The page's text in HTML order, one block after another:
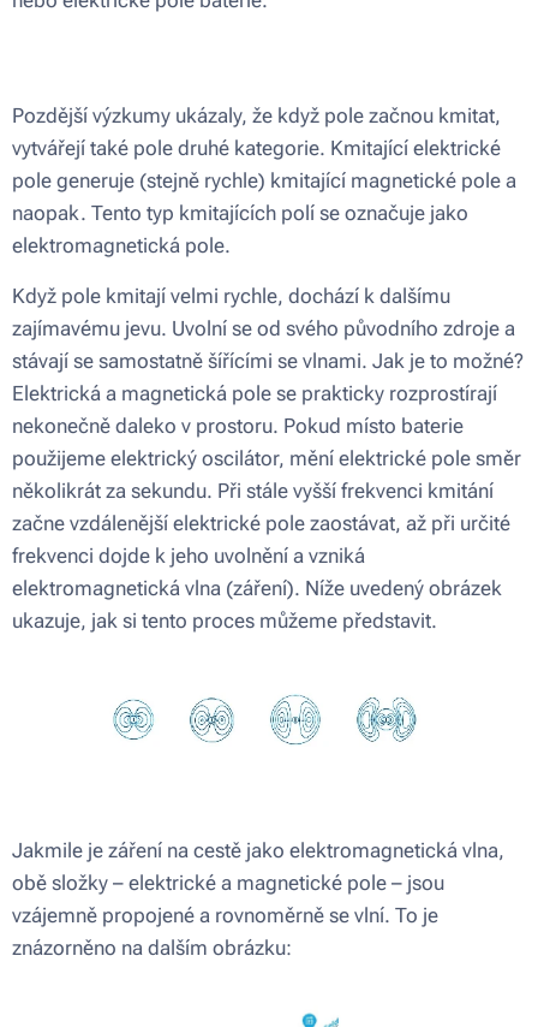
Pozdější výzkumy ukázaly, že když pole začnou kmitat,
vytvářejí také pole druhé kategorie. Kmitající elektrické
pole generuje (stejně rychle) kmitající magnetické pole a
naopak. Tento typ kmitajících polí se označuje jako
elektromagnetická pole.
Když pole kmitají velmi rychle, dochází k dalšímu
zajímavému jevu. Uvolní se od svého původního zdroje a
stávají se samostatně šířícími se vlnami. Jak je to možné?
Elektrická a magnetická pole se prakticky rozprostírají
nekonečně daleko v prostoru. Pokud místo baterie
použijeme elektrický oscilátor, mění elektrické pole směr
několikrát za sekundu. Při stále vyšší frekvenci kmitání
začne vzdálenější elektrické pole zaostávat, až při určité
frekvenci dojde k jeho uvolnění a vzniká
elektromagnetická vlna (záření). Níže uvedený obrázek
ukazuje, jak si tento proces můžeme představit.
Jakmile je záření na cestě jako elektromagnetická vlna,
obě složky – elektrické a magnetické pole – jsou
vzájemně propojené a rovnoměrně se vlní. To je
znázorněno na dalším obrázku: